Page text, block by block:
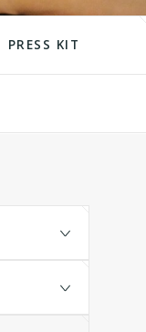
PRESS KIT